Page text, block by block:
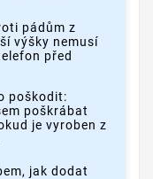
pádům z
výšky nemusí
před
poškodit:
poškrábat
je vyroben z
jak dodat